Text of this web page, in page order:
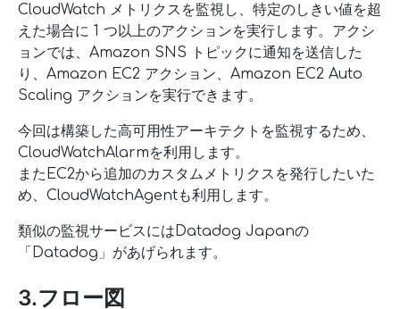
CloudWatch メトリクスを監視し、特定のしきい値を超
えた場合に 1 つ以上のアクションを実行します。アクシ
ョンでは、Amazon SNS トピックに通知を送信した
り、Amazon EC2 アクション、Amazon EC2 Auto
Scaling アクションを実行できます。
今回は構築した高可用性アーキテクトを監視するため、
CloudWatchAlarmを利用します。
またEC2から追加のカスタムメトリクスを発行したいた
め、CloudWatchAgentも利用します。
類似の監視サービスにはDatadog Japanの
「Datadog」があげられます。
3.フロー図